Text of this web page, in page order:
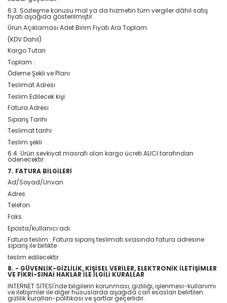
6.3. Sözleşme konusu mal ya da hizmetin tüm vergiler dâhil satış
fiyatı aşağıda gösterilmiştir.
Ürün Açıklaması Adet Birim Fiyatı Ara Toplam
(KDV Dahil)
Kargo Tutarı
Toplam :
Ödeme Şekli ve Planı
Teslimat Adresi
Teslim Edilecek kişi
Fatura Adresi
Sipariş Tarihi
Teslimat tarihi
Teslim şekli
6.4. Ürün sevkiyat masrafı olan kargo ücreti ALICI tarafından
ödenecektir.
7. FATURA BİLGİLERİ
Ad/Soyad/Unvan
Adres
Telefon
Faks
Eposta/kullanıcı adı
Fatura teslim : Fatura sipariş teslimatı sırasında fatura adresine
sipariş ile birlikte
teslim edilecektir.
8. - GÜVENLİK-GİZLİLİK, KİŞİSEL VERİLER, ELEKTRONİK İLETİŞİMLER
VE FİKRİ-SINAİ HAKLAR İLE İLGİLİ KURALLAR
INTERNET SİTESİ'nde bilgilerin korunması, gizliliği, işlenmesi-kullanımı
ve iletişimler ile diğer hususlarda aşağıda cari esasları belirtilen
gizlilik kuralları-politikası ve şartlar geçerlidir.